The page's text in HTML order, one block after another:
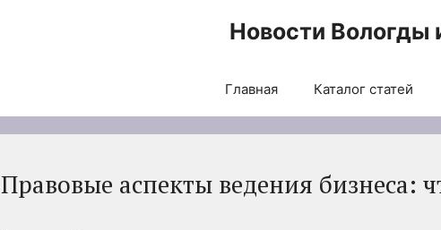
Новости Вологды
Главная Каталог статей
Правовые аспекты ведения бизнеса: